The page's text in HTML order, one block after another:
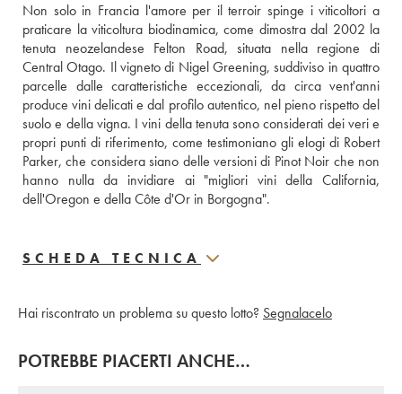
Non solo in Francia l'amore per il terroir spinge i viticoltori a
praticare la viticoltura biodinamica, come dimostra dal 2002 la
tenuta neozelandese Felton Road, situata nella regione di
Central Otago. Il vigneto di Nigel Greening, suddiviso in quattro
parcelle dalle caratteristiche eccezionali, da circa vent'anni
produce vini delicati e dal profilo autentico, nel pieno rispetto del
suolo e della vigna. I vini della tenuta sono considerati dei veri e
propri punti di riferimento, come testimoniano gli elogi di Robert
Parker, che considera siano delle versioni di Pinot Noir che non
hanno nulla da invidiare ai "migliori vini della California,
dell'Oregon e della Côte d'Or in Borgogna".
SCHEDA TECNICA
Hai riscontrato un problema su questo lotto? Segnalacelo
POTREBBE PIACERTI ANCHE…